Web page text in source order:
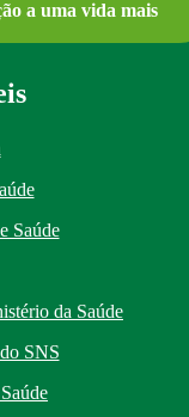
a uma vida mais
Saúde
da Saúde
SNS